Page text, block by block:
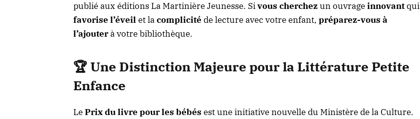
publié aux éditions La Martinière Jeunesse. Sivous cherchezun ouvrageinnovantqui
favorise l’éveil et lacomplicité de lecture avec votre enfant, préparez-vous à
l’ajouterà votre bibliothèque.
🏆 Une Distinction Majeure pour la Littérature Petite
Enfance
LePrix du livre pour les bébés est une initiative nouvelle du Ministère de la Culture.